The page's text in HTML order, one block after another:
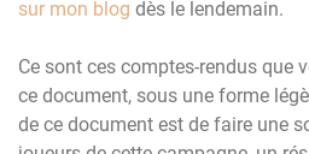
sur mon blog dès le lendemain.
Ce sont ces comptes-rendus que
ce document, sous une forme
de ce document est de faire une